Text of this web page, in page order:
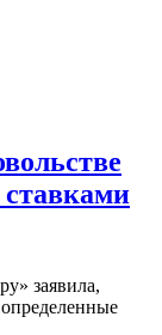
заявила,